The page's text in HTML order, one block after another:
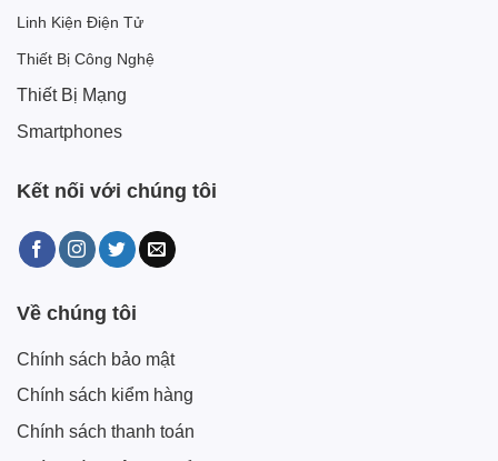
Linh Kiện Điện Tử
Thiết Bị Công Nghệ
Thiết Bị Mạng
Smartphones
Kết nối với chúng tôi
Về chúng tôi
Chính sách bảo mật
Chính sách kiểm hàng
Chính sách thanh toán